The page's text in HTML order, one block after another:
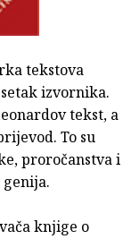
tekstova
izvornika.
tekst, a
To su
proročanstva i
knjige o